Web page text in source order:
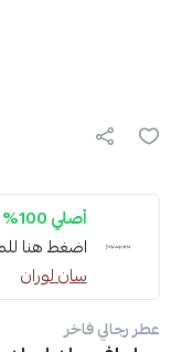
أصلي 100%
اضغط هنا
سان لوران
عطر رجالي فاخر